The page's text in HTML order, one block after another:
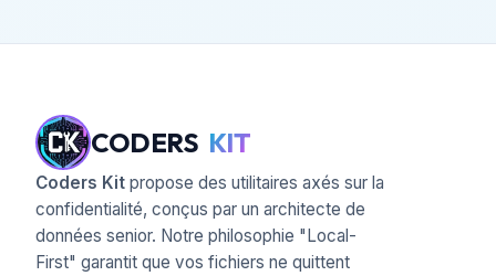
CODERS KIT
Coders Kit propose des utilitaires axés sur la
confidentialité, conçus par un architecte de
données senior. Notre philosophie "Local-
First" garantit que vos fichiers ne quittent